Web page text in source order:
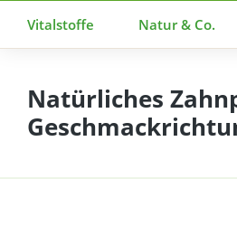
Vitalstoffe Natur & Co.
Natürliches